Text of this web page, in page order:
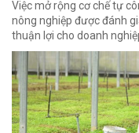
Việc mở rộng cơ chế tự
nông nghiệp được đánh
thuận lợi cho doanh